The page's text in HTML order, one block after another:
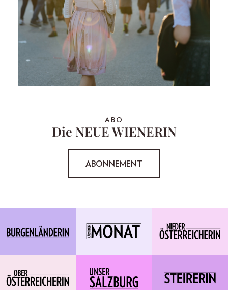
ABO
Die NEUE WIENERIN
ABONNEMENT